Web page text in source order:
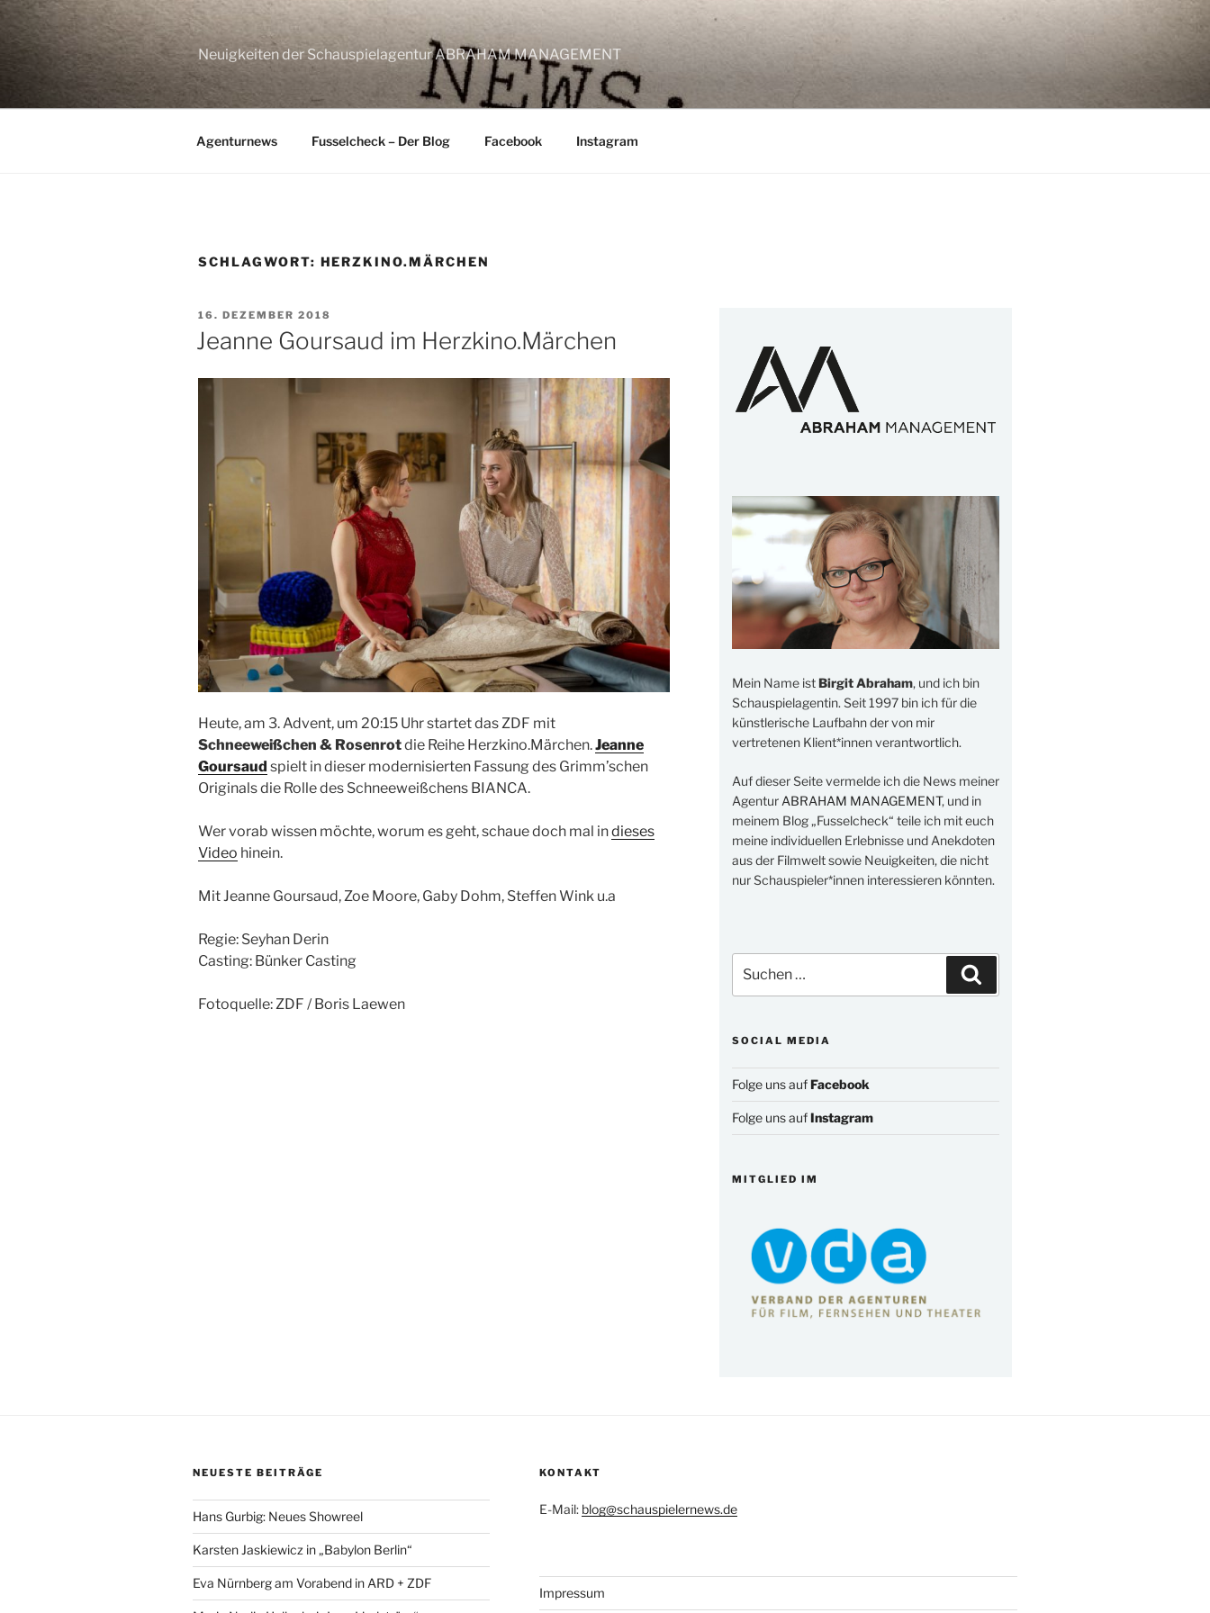
Zum
Inhalt
springen
Neuigkeiten der Schauspielagentur ABRAHAM MANAGEMENT
Agenturnews Fusselcheck – Der Blog Facebook Instagram
SCHLAGWORT: HERZKINO.MÄRCHEN
VERÖFFENTLICHT
AM
16. DEZEMBER 2018
Jeanne Goursaud im Herzkino.Märchen
Heute, am 3. Advent, um 20:15 Uhr startet das ZDF mit
Schneeweißchen & Rosenrotdie Reihe Herzkino.Märchen.Jeanne
Goursaud spielt in dieser modernisierten Fassung des Grimm’schen
Originals die Rolle des Schneeweißchens BIANCA.
Wer vorab wissen möchte, worum es geht, schaue doch mal indieses
Video hinein.
Mit Jeanne Goursaud, Zoe Moore, Gaby Dohm, Steffen Wink u.a
Regie: Seyhan Derin
Casting: Bünker Casting
Fotoquelle: ZDF / Boris Laewen
Mein Name istBirgit Abraham, und ich bin
Schauspielagentin. Seit 1997 bin ich für die
künstlerische Laufbahn der von mir
vertretenen Klient*innen verantwortlich.
Auf dieser Seite vermelde ich die News meiner
Agentur ABRAHAM MANAGEMENT, und in
meinem Blog „Fusselcheck“ teile ich mit euch
meine individuellen Erlebnisse und Anekdoten
aus der Filmwelt sowie Neuigkeiten, die nicht
nur Schauspieler*innen interessieren könnten.
nach:
SOCIAL MEDIA
Folge uns aufFacebook
Folge uns aufInstagram
MITGLIED IM
NEUESTE BEITRÄGE
Hans Gurbig: Neues Showreel
Karsten Jaskiewicz in „Babylon Berlin“
Eva Nürnberg am Vorabend in ARD + ZDF
KONTAKT
E-Mail: blog@schauspielernews.de
Impressum